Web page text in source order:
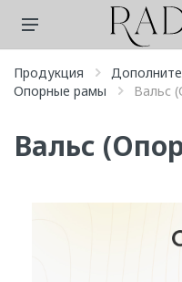
Продукция
Опорные рамы
Вальс
Вальс